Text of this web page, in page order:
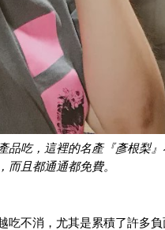
品吃，這裡的名產『彥根梨
且都通通都免費。
吃不消，尤其是累積了許多